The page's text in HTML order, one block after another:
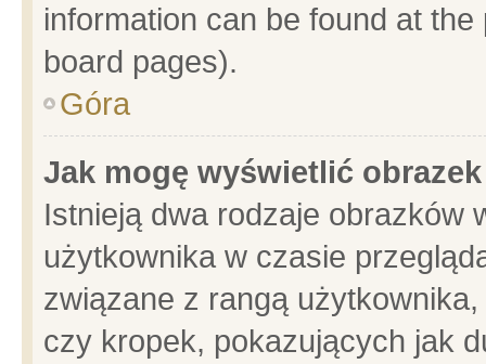
information can be found at
board pages).
Góra
Jak mogę wyświetlić
Istnieją dwa rodzaje obrazków
użytkownika w czasie
związane z rangą
czy kropek, pokazujących jak